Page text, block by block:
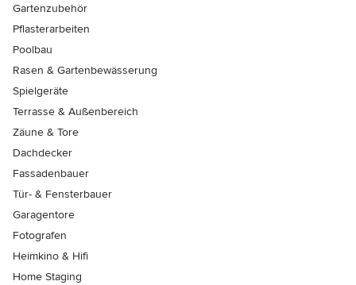
Gartenzubehör
Pflasterarbeiten
Poolbau
Rasen & Gartenbewässerung
Spielgeräte
Terrasse & Außenbereich
Zäune & Tore
Dachdecker
Fassadenbauer
Tür- & Fensterbauer
Garagentore
Fotografen
Heimkino & Hifi
Home Staging